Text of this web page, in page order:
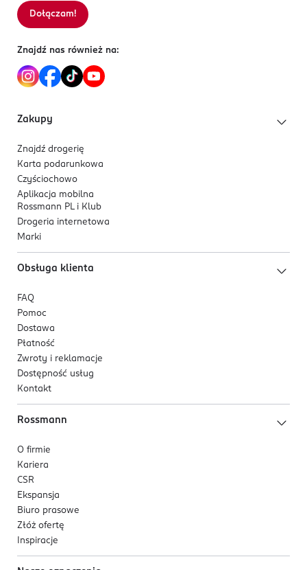
Dołączam!
Znajdź nas również na:
Zakupy
Znajdź drogerię
Karta podarunkowa
Czyściochowo
Aplikacja mobilna
Rossmann PL i Klub
Drogeria internetowa
Marki
Obsługa klienta
FAQ
Pomoc
Dostawa
Płatność
Zwroty i reklamacje
Dostępność usług
Kontakt
Rossmann
O firmie
Kariera
CSR
Ekspansja
Biuro prasowe
Złóż ofertę
Inspiracje